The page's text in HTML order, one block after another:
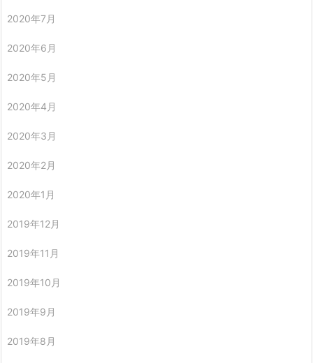
2020年7月
2020年6月
2020年5月
2020年4月
2020年3月
2020年2月
2020年1月
2019年12月
2019年11月
2019年10月
2019年9月
2019年8月